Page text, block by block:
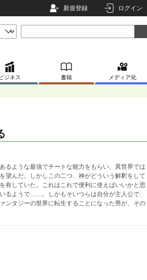
新規登録 ログイン
ビジネス 書籍 メディア化
ような最強でチートな能力をもらい、異世界では
望んだ。しかしこの二つ、神がどういう解釈をして
有していた。これはこれで便利に使えばいいかと思
るようで……。しかもそいつらは自分が主人公で、
ンタジーの世界に転生することになった男が、その